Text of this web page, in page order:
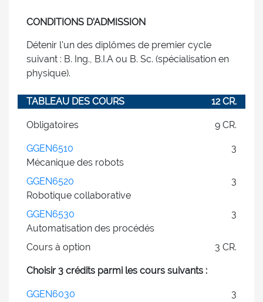
CONDITIONS D’ADMISSION
Détenir l'un des diplômes de premier cycle
suivant : B. Ing., B.I.A ou B. Sc. (spécialisation en
physique).
TABLEAU DES COURS 12 CR.
Obligatoires 9 CR.
GGEN6510
3
Mécanique des robots
GGEN6520
3
Robotique collaborative
GGEN6530
3
Automatisation des procédés
Cours à option
3 CR.
Choisir 3 crédits parmi les cours suivants :
GGEN6030
3